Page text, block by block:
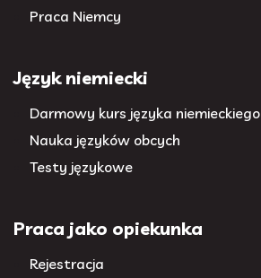
Praca Niemcy
Język niemiecki
Darmowy kurs języka niemieckiego
Nauka języków obcych
Testy językowe
Praca jako opiekunka
Rejestracja